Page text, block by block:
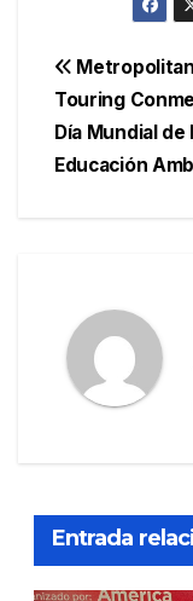
de
Metropolitan
Touring
Día Mundial de
Educación
Entrada